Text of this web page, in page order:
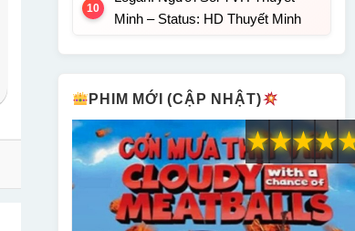
Minh – Status: HD Thuyết Minh
PHIM MỚI (CẬP NHẬT)
★
★
★
★